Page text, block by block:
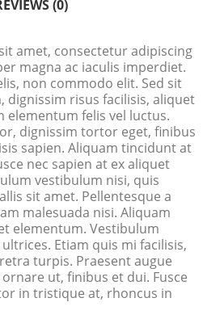
(0)
amet, consectetur adipiscing
magna ac iaculis imperdiet.
non commodo elit. Sed sit
dignissim risus facilisis, aliquet
elementum felis vel luctus.
dignissim tortor eget, finibus
sapien. Aliquam tincidunt at
nec sapien at ex aliquet
vestibulum nisi, quis
sit amet. Pellentesque a
malesuada nisi. Aliquam
elementum. Vestibulum
Etiam quis mi facilisis,
turpis. Praesent augue
ut, finibus et dui. Fusce
in tristique at, rhoncus in